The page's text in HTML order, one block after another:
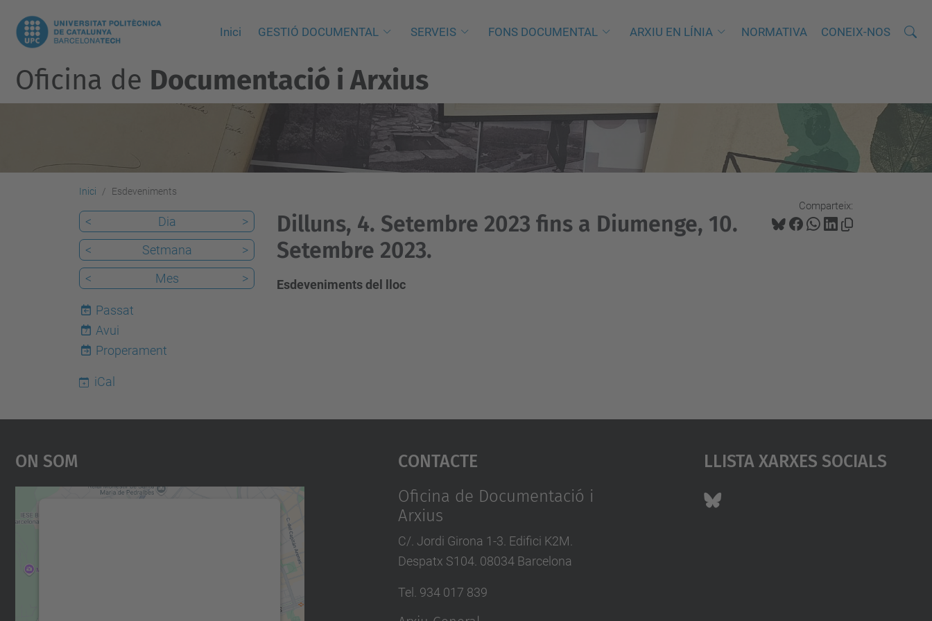
Inici GESTIÓ DOCUMENTAL SERVEIS FONS DOCUMENTAL ARXIU EN LÍNIA NORMATIVA CONEIX-NOS Cerca
C
v
a
Oficina de Documentació i Arxius
Inici Esdeveniments
Comparteix:
Dilluns, 4. Setembre 2023 fins a Diumenge, 10.
Setembre 2023.
Esdeveniments del lloc
< Dia
>
<
Setmana
>
<
Mes >
Passat
7
Avui
Properament
iCal
On Som Contacte
Oficina de Documentació i
Arxius
C/. Jordi Girona 1-3. Edifici K2M.
Despatx S104. 08034 Barcelona
Tel. 934 017 839
Llista Xarxes Socials